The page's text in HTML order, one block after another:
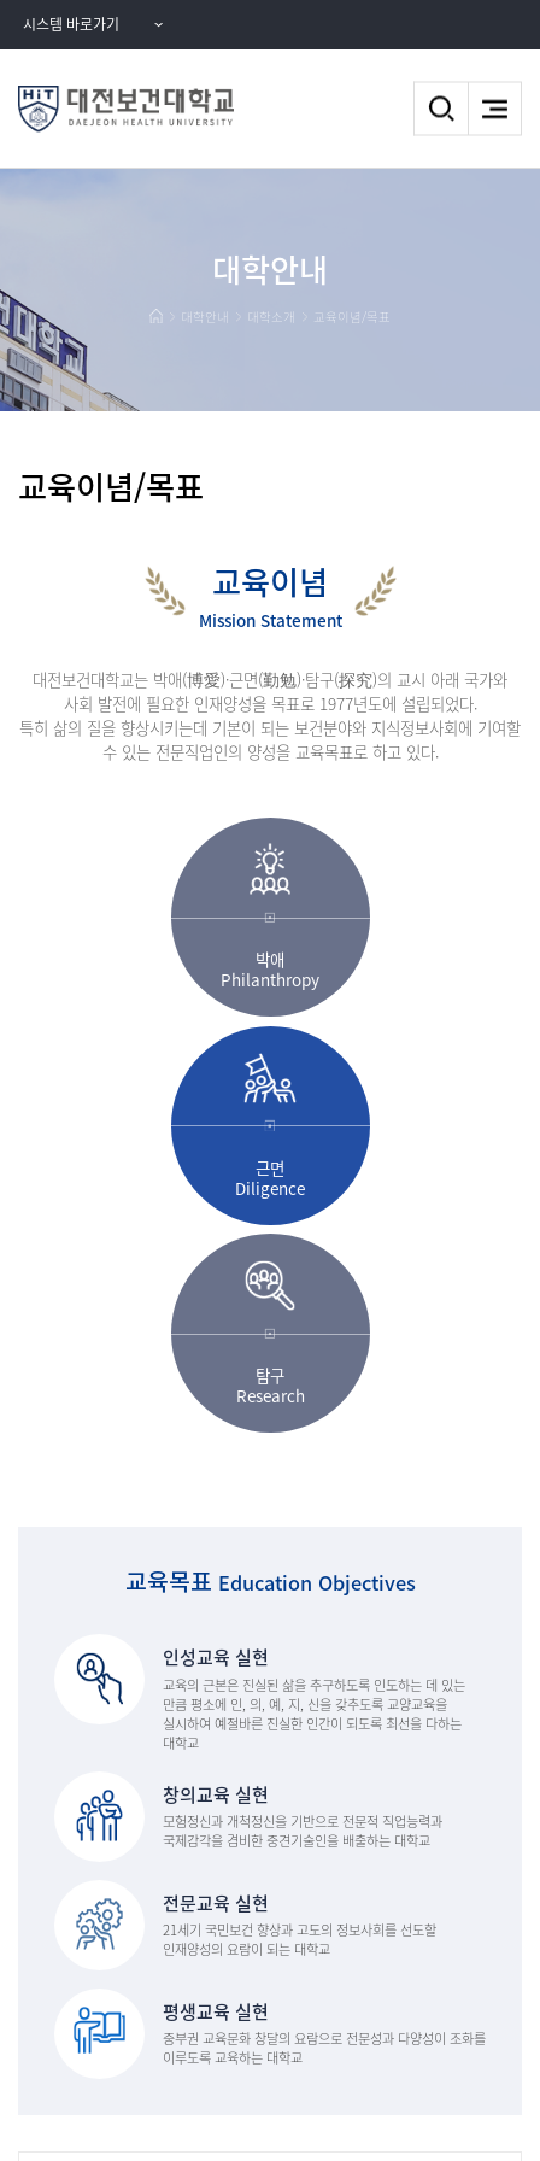
시스템 바로가기
대학안내
대학안내 대학소개 교육이념/목표
교육이념/목표
교육이념
Mission Statement
대전보건대학교는 박애(博愛)·근면(勤勉)·탐구(探究)의 교시 아래 국가와
사회 발전에 필요한 인재양성을 목표로 1977년도에 설립되었다.
특히 삶의 질을 향상시키는데 기본이 되는 보건분야와 지식정보사회에 기여할
수 있는 전문직업인의 양성을 교육목표로 하고 있다.
박애
Philanthropy
근면
Diligence
탐구
Research
교육목표 Education Objectives
인성교육 실현
교육의 근본은 진실된 삶을 추구하도록 인도하는 데 있는
만큼 평소에 인, 의, 예, 지, 신을 갖추도록 교양교육을
실시하여 예절바른 진실한 인간이 되도록 최선을 다하는
대학교
창의교육 실현
모험정신과 개척정신을 기반으로 전문적 직업능력과
국제감각을 겸비한 중견기술인을 배출하는 대학교
전문교육 실현
21세기 국민보건 향상과 고도의 정보사회를 선도할
인재양성의 요람이 되는 대학교
평생교육 실현
중부권 교육문화 창달의 요람으로 전문성과 다양성이 조화를
이루도록 교육하는 대학교